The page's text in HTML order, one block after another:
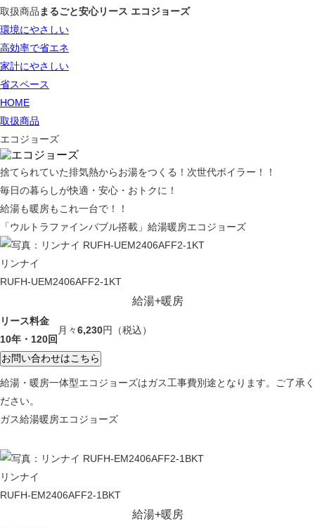
取扱商品まるごと安心リース エコジョーズ
環境にやさしい
高効率で省エネ
家計にやさしい
省スペース
HOME
取扱商品
エコジョーズ
捨てられていた排気熱からお湯をつくる！次世代ボイラー！！
毎日の暮らしが快適・安心・おトクに！
給湯も暖房もこれ一台で！！
「ウルトラファインバブル搭載」給湯暖房エコジョーズ
リンナイ
RUFH-UEM2406AFF2-1KT
給湯+暖房
リース料金
10年・120回
月々6,230円 （税込）
給湯・暖房一体型エコジョーズはガス工事費別途となります。ご了承く
ださい。
ガス給湯暖房エコジョーズ
リンナイ
RUFH-EM2406AFF2-1BKT
給湯+暖房